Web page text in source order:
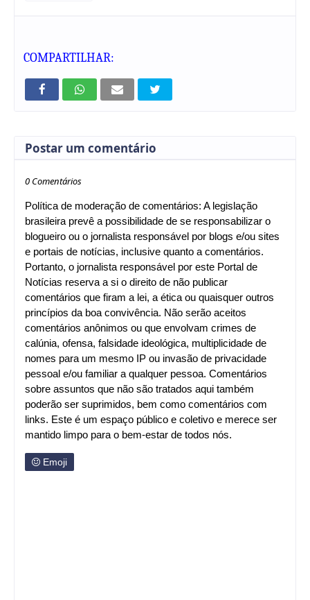
COMPARTILHAR:
Postar um comentário
0 Comentários
Política de moderação de comentários: A legislação
brasileira prevê a possibilidade de se responsabilizar o
blogueiro ou o jornalista responsável por blogs e/ou sites
e portais de notícias, inclusive quanto a comentários.
Portanto, o jornalista responsável por este Portal de
Notícias reserva a si o direito de não publicar
comentários que firam a lei, a ética ou quaisquer outros
princípios da boa convivência. Não serão aceitos
comentários anônimos ou que envolvam crimes de
calúnia, ofensa, falsidade ideológica, multiplicidade de
nomes para um mesmo IP ou invasão de privacidade
pessoal e/ou familiar a qualquer pessoa. Comentários
sobre assuntos que não são tratados aqui também
poderão ser suprimidos, bem como comentários com
links. Este é um espaço público e coletivo e merece ser
mantido limpo para o bem-estar de todos nós.
Emoji